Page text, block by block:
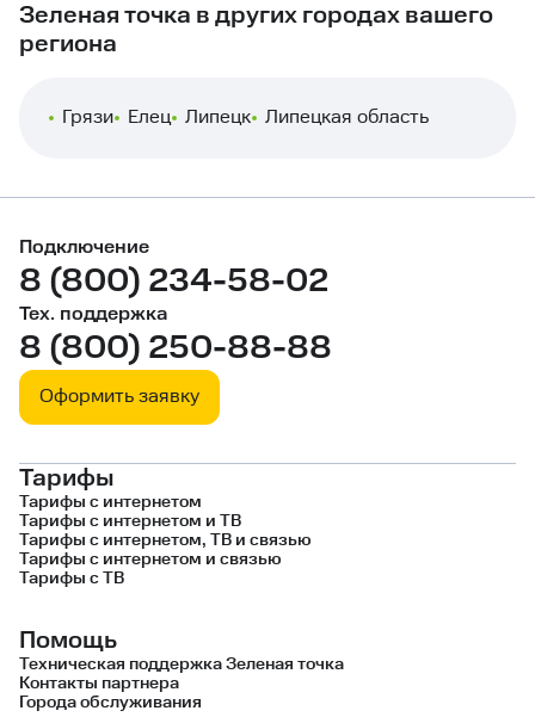
Зеленая точка в других городах вашего
региона
Грязи Елец Липецк Липецкая область
Подключение
8 (800) 234-58-02
Тех. поддержка
8 (800) 250-88-88
Оформить заявку
Тарифы
Тарифы с интернетом
Тарифы с интернетом и ТВ
Тарифы с интернетом, ТВ и связью
Тарифы с интернетом и cвязью
Тарифы c ТВ
Помощь
Техническая поддержка Зеленая точка
Контакты партнера
Города обслуживания